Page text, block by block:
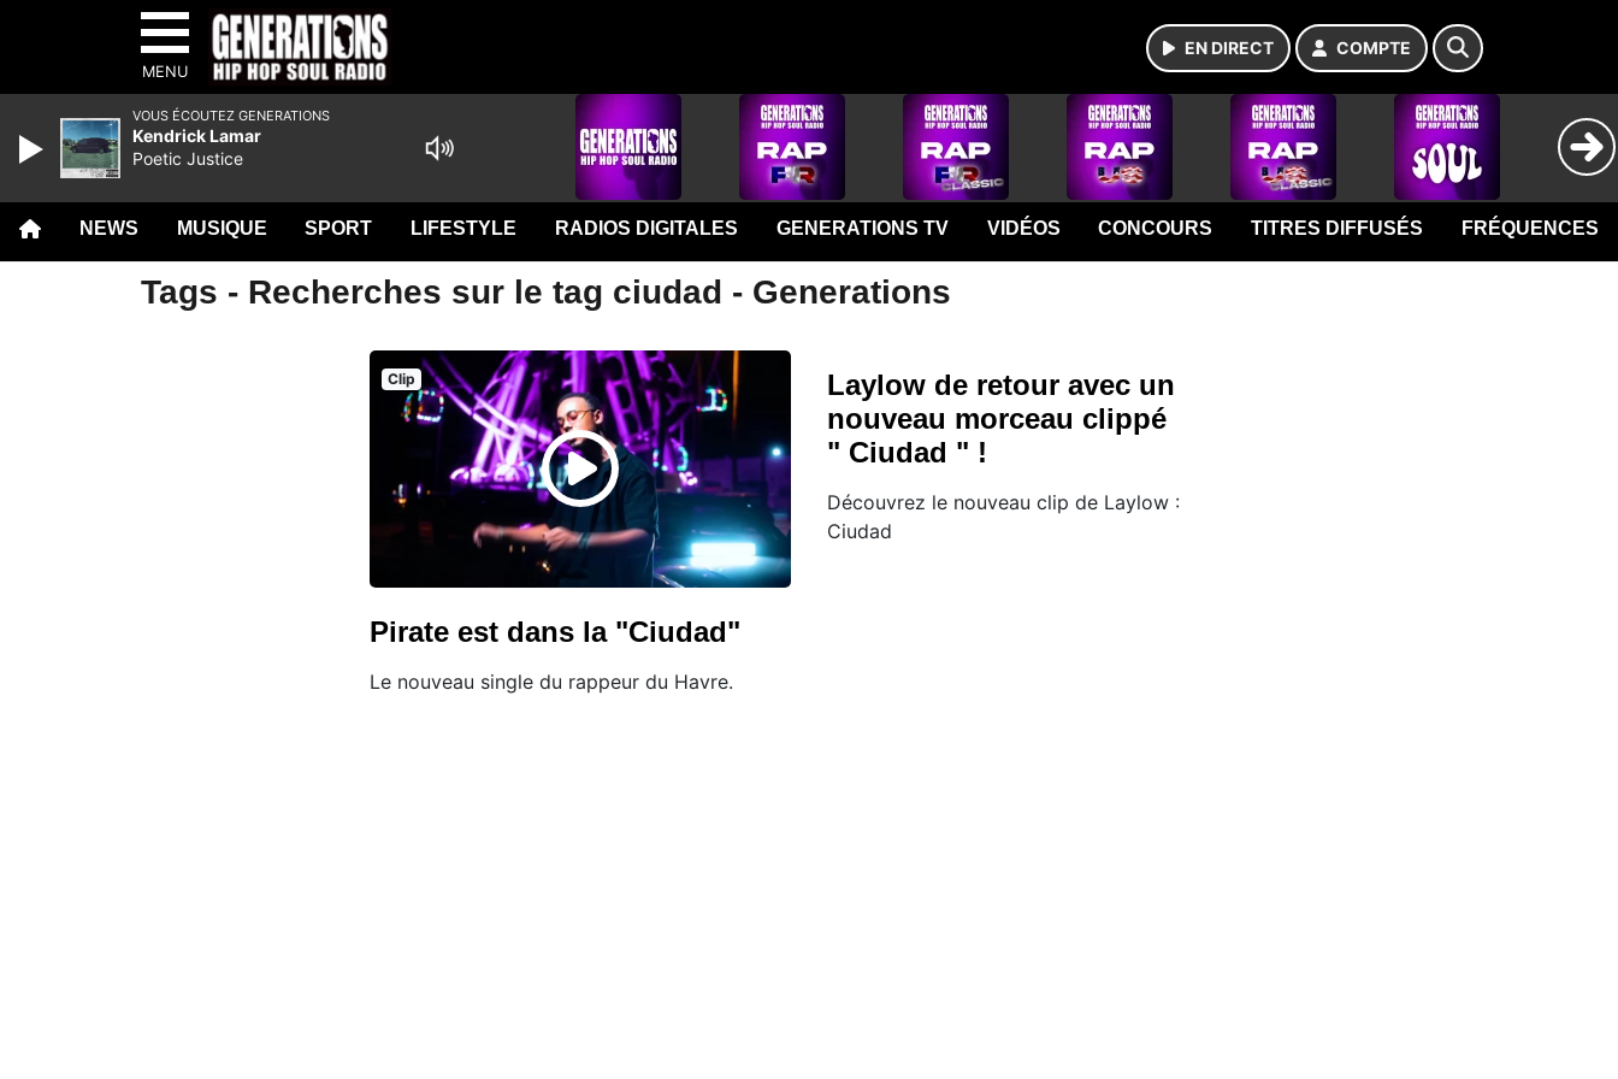
MENU
EN DIRECT COMPTE
NEWS MUSIQUE SPORT LIFESTYLE RADIOS DIGITALES GENERATIONS TV VIDÉOS CONCOURS TITRES DIFFUSÉS FRÉQUENCES
Tags - Recherches sur le tag ciudad - Generations
Clip
Pirate est dans la "Ciudad"
Le nouveau single du rappeur du Havre.
Laylow de retour avec un
nouveau morceau clippé
" Ciudad " !
Découvrez le nouveau clip de Laylow :
Ciudad
VOUS ÉCOUTEZ GENERATIONS
Kendrick Lamar
Poetic Justice